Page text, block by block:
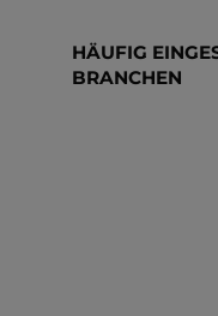
HÄUFIG
BRANCHEN